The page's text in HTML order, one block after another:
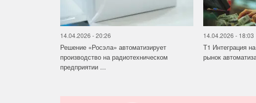
14.04.2026 - 20:26
Решение «Росэла» автоматизирует
производство на радиотехническом
предприятии ...
14.04.2026 - 18:03
Т1 Интеграция
рынок